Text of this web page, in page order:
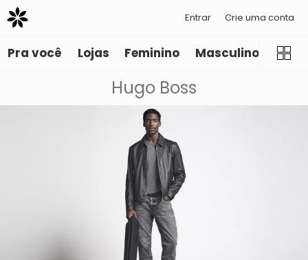
Entrar Crie uma conta
Pra você Lojas Feminino Masculino
Hugo Boss